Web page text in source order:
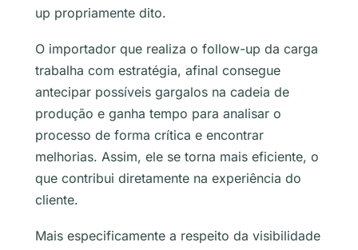
up propriamente dito.
O importador que realiza o follow-up da carga
trabalha com estratégia, afinal consegue
antecipar possíveis gargalos na cadeia de
produção e ganha tempo para analisar o
processo de forma crítica e encontrar
melhorias. Assim, ele se torna mais eficiente, o
que contribui diretamente na experiência do
cliente.
Mais especificamente a respeito da visibilidade